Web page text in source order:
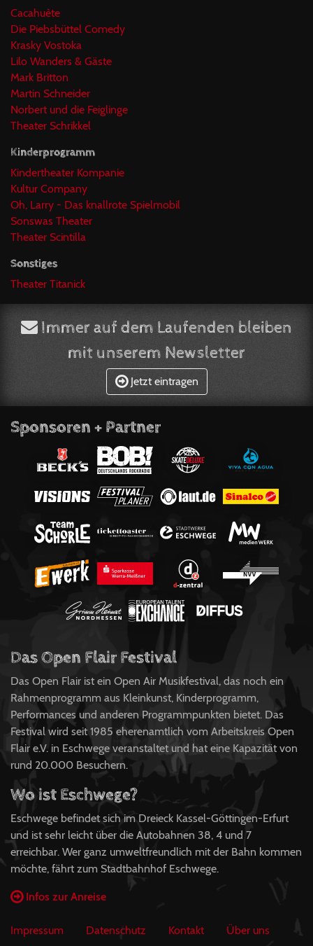
Cacahuète
Die Piebsbüttel Comedy
Krasky Vostoka
Lilo Wanders & Gäste
Mark Britton
Martin Schneider
Norbert und die Feiglinge
Theater Schrikkel
Kinderprogramm
Kindertheater Kompanie
Kultur Company
Oh, Larry - Das knallrote Spielmobil
Sonswas Theater
Theater Scintilla
Sonstiges
Theater Titanick
Immer auf dem Laufenden bleiben
mit unserem Newsletter
Jetzt eintragen
Sponsoren + Partner
Das Open Flair Festival
Das Open Flair ist ein Open Air Musikfestival, das noch ein
Rahmenprogramm aus Kleinkunst, Kinderprogramm,
Performances und anderen Programmpunkten bietet. Das
Festival wird seit 1985 eherenamtlich vom Arbeitskreis Open
Flair e.V. in Eschwege veranstaltet und hat eine Kapazität von
rund 20.000 Besuchern.
Wo ist Eschwege?
Eschwege befindet sich im Dreieck Kassel-Göttingen-Erfurt
und ist sehr leicht über die Autobahnen 38, 4 und 7
erreichbar. Wer ganz umweltfreundlich mit der Bahn kommen
möchte, fährt zum Stadtbahnhof Eschwege.
Infos zur Anreise
Impressum Datenschutz Kontakt Über uns